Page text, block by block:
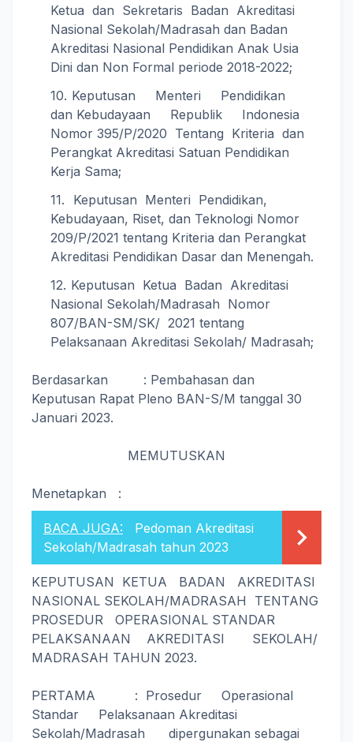
Ketua dan Sekretaris Badan Akreditasi
Nasional Sekolah/Madrasah dan Badan
Akreditasi Nasional Pendidikan Anak Usia
Dini dan Non Formal periode 2018-2022;
Keputusan Menteri Pendidikan
dan Kebudayaan Republik Indonesia
Nomor 395/P/2020 Tentang Kriteria dan
Perangkat Akreditasi Satuan Pendidikan
Kerja Sama;
Keputusan Menteri Pendidikan,
Kebudayaan, Riset, dan Teknologi Nomor
209/P/2021 tentang Kriteria dan Perangkat
Akreditasi Pendidikan Dasar dan Menengah.
Keputusan Ketua Badan Akreditasi
Nasional Sekolah/Madrasah Nomor
807/BAN-SM/SK/ 2021 tentang
Pelaksanaan Akreditasi Sekolah/ Madrasah;
Berdasarkan : Pembahasan dan
Keputusan Rapat Pleno BAN-S/M tanggal 30
Januari 2023.
MEMUTUSKAN
Menetapkan :
BACA JUGA:
Pedoman Akreditasi
Sekolah/Madrasah tahun 2023
KEPUTUSAN KETUA BADAN AKREDITASI
NASIONAL SEKOLAH/MADRASAH TENTANG
PROSEDUR OPERASIONAL STANDAR
PELAKSANAAN AKREDITASI SEKOLAH/
MADRASAH TAHUN 2023.
PERTAMA : Prosedur Operasional
Standar Pelaksanaan Akreditasi
Sekolah/Madrasah dipergunakan sebagai